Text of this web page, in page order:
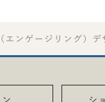
エンゲージリング）デ